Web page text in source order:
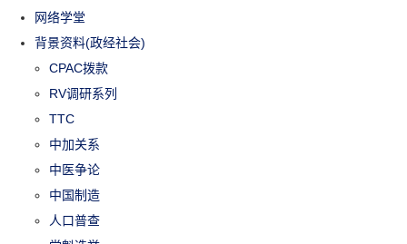
网络学堂
背景资料(政经社会)
CPAC拨款
RV调研系列
TTC
中加关系
中医争论
中国制造
人口普查